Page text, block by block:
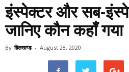
इंस्पेक्टर और सब-
जानिए कौन कहाँ गया
By हिलखण्ड - August 28, 2020